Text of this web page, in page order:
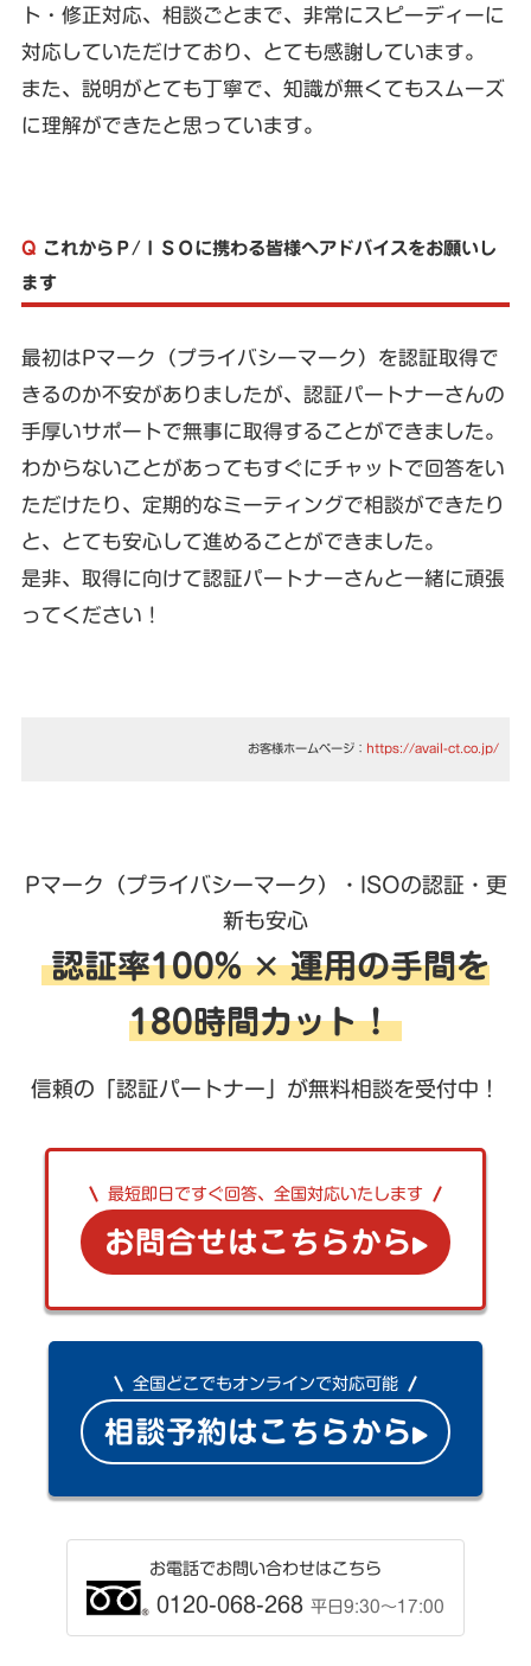
ト・修正対応、相談ごとまで、非常にスピーディーに
対応していただけており、とても感謝しています。
また、説明がとても丁寧で、知識が無くてもスムーズ
に理解ができたと思っています。
Q これからＰ/ＩＳＯに携わる皆様へアドバイスをお願いし
ます
最初はPマーク（プライバシーマーク）を認証取得で
きるのか不安がありましたが、認証パートナーさんの
手厚いサポートで無事に取得することができました。
わからないことがあってもすぐにチャットで回答をい
ただけたり、定期的なミーティングで相談ができたり
と、とても安心して進めることができました。
是非、取得に向けて認証パートナーさんと一緒に頑張
ってください！
お客様ホームページ： https://avail-ct.co.jp/
Pマーク（プライバシーマーク）・ISOの認証・更
新も安心
認証率100% ✕ 運用の手間を
180時間カット！
信頼の「認証パートナー」が無料相談を受付中！
最短即日ですぐ回答、全国対応いたします
お問合せはこちらから
全国どこでもオンラインで対応可能
相談予約はこちらから
お電話でお問い合わせはこちら
0120-068-268 平日9:30〜17:00